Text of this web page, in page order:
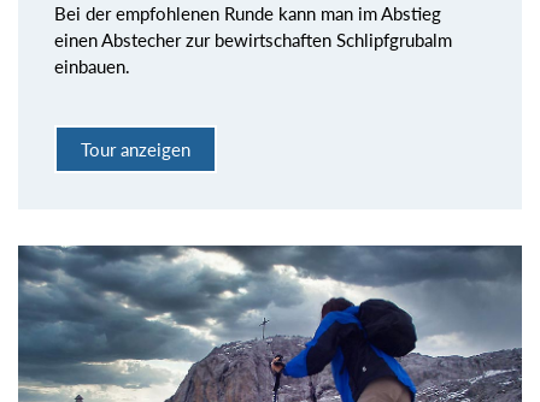
Bei der empfohlenen Runde kann man im Abstieg
einen Abstecher zur bewirtschaften Schlipfgrubalm
einbauen.
Tour anzeigen